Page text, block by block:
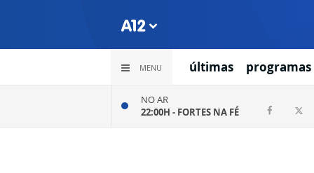
MENU últimas programas
NO AR
22:00H - FORTES NA FÉ